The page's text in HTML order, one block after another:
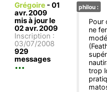
Grégoire - 01
avr. 2009
mis à jour le
02 avr. 2009
Inscription :
03/07/2008
929
messages
philou :
Pour
ne
trop